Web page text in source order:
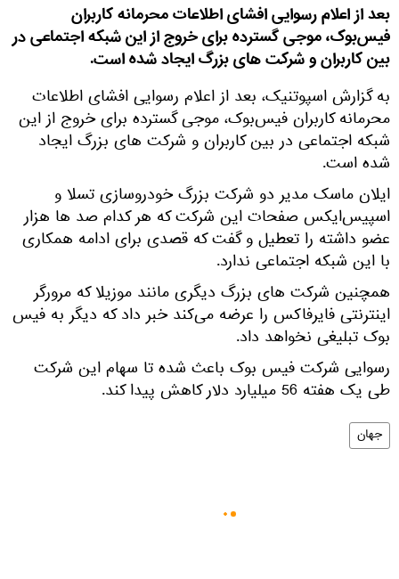
بعد از اعلام رسوایی افشای اطلاعات محرمانه کاربران
فیس‌بوک، موجی گسترده برای خروج از این شبکه اجتماعی در
بین کاربران و شرکت های بزرگ ایجاد شده است.
به گزارش اسپوتنیک، بعد از اعلام رسوایی افشای اطلاعات
محرمانه کاربران فیس‌بوک، موجی گسترده برای خروج از این
شبکه اجتماعی در بین کاربران و شرکت های بزرگ ایجاد
شده است.
ایلان ماسک مدیر دو شرکت بزرگ خودروسازی تسلا و
اسپیس‌ایکس صفحات این شرکت که هر کدام صد ها هزار
عضو داشته را تعطیل و گفت که قصدی برای ادامه همکاری
با این شبکه اجتماعی ندارد.
همچنین شرکت های بزرگ دیگری مانند موزیلا که مرورگر
اینترنتی فایرفاکس را عرضه می‌کند خبر داد که دیگر به فیس
بوک تبلیغی نخواهد داد.
رسوایی شرکت فیس بوک باعث شده تا سهام این شرکت
طی یک هفته 56 میلیارد دلار کاهش پیدا کند.
جهان